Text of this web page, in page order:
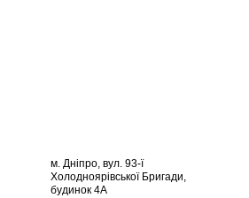
м. Дніпро, вул. 93-ї
Холодноярівської Бригади,
будинок 4А